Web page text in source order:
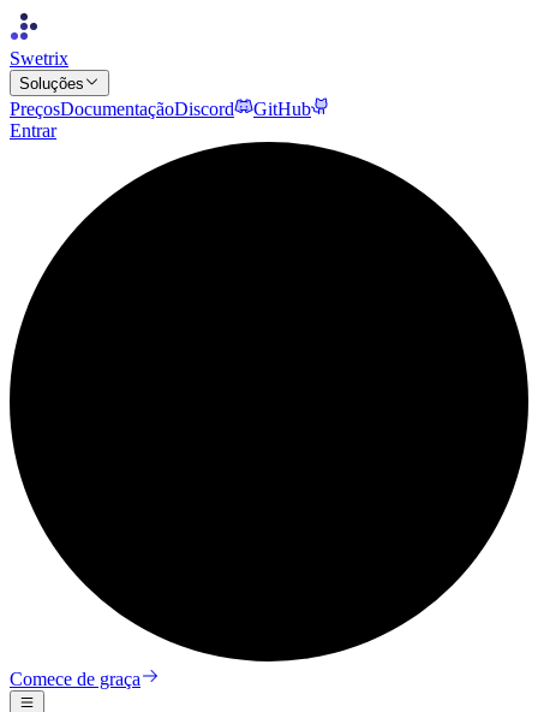
Swetrix
Soluções
PreçosDocumentaçãoDiscord
GitHub
Entrar
Comece de graça